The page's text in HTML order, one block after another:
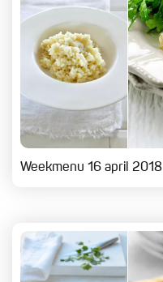
Weekmenu 16 april 2018